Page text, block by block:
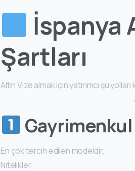
İspanya
Şartları
Altın Vize almak için yatırımcı şu
Gayrimenkul
En çok tercih edilen modeldir.
Nitelikler: